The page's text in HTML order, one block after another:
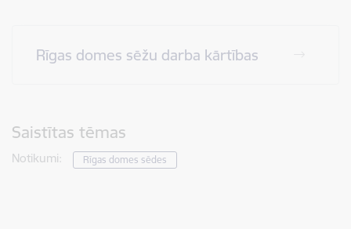
Rīgas domes sēžu darba kārtības
Saistītas tēmas
Notikumi: Rīgas domes sēdes